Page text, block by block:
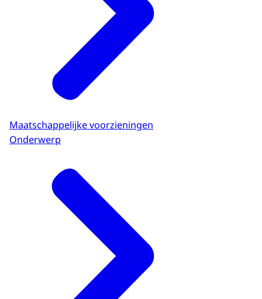
Maatschappelijke voorzieningen
Onderwerp